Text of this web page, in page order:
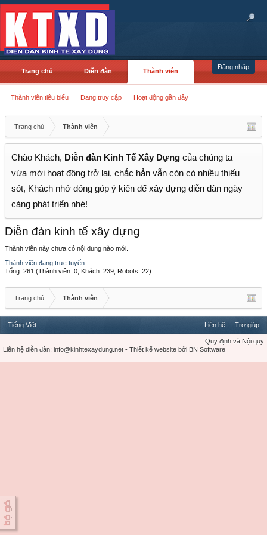
Đăng nhập
Trang chủ Diễn đàn Thành viên
Thành viên tiêu biểu Đang truy cập Hoạt động gần đây
Trang chủ Thành viên
Chào Khách, Diễn đàn Kinh Tế Xây Dựng của chúng ta
vừa mới hoạt động trở lại, chắc hẳn vẫn còn có nhiều thiếu
sót, Khách nhớ đóng góp ý kiến để xây dựng diễn đàn ngày
càng phát triển nhé!
Diễn đàn kinh tế xây dựng
Thành viên này chưa có nội dung nào mới.
Thành viên đang trực tuyến
Tổng: 261 (Thành viên: 0, Khách: 239, Robots: 22)
Trang chủ Thành viên
Tiếng Việt Liên hệ Trợ giúp
Quy định và Nội quy
Liên hệ diễn đàn: info@kinhtexaydung.net - Thiết kế website bởi BN Software